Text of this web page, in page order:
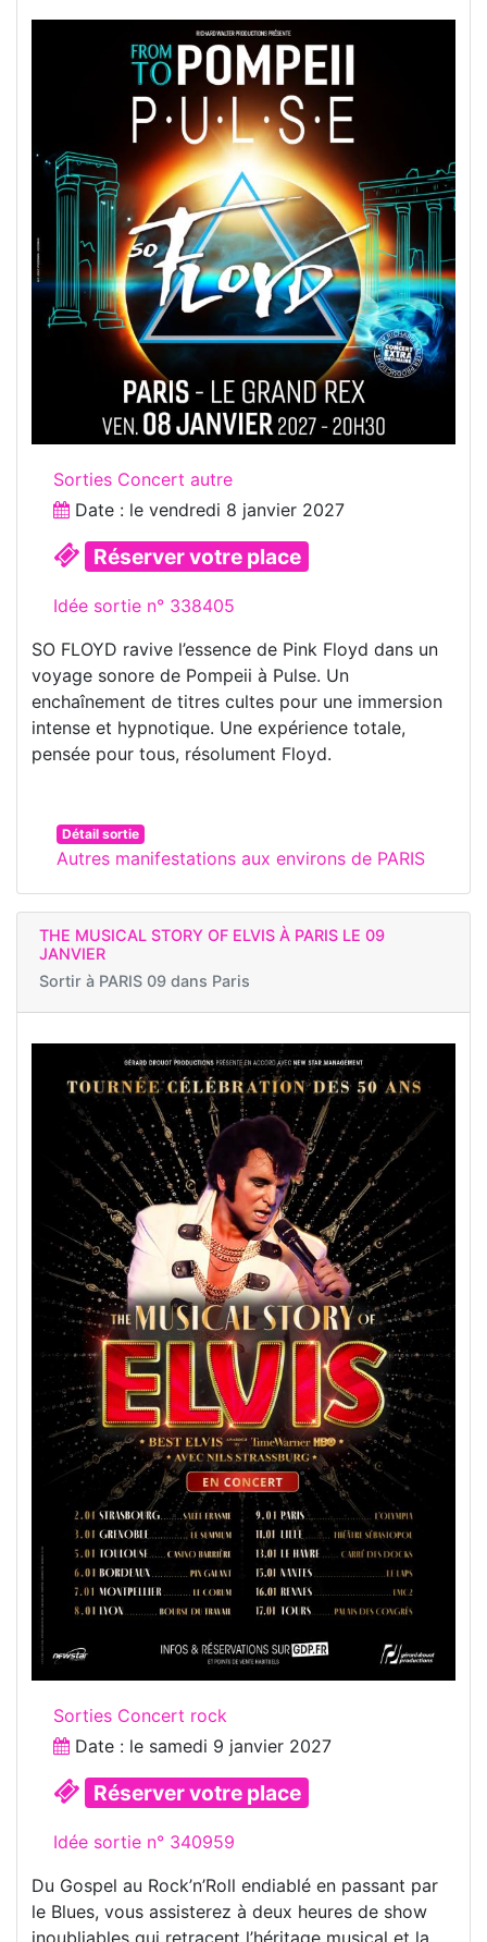
Sorties Concert autre
Date : le vendredi 8 janvier 2027
Réserver votre place
Idée sortie n° 338405
SO FLOYD ravive l’essence de Pink Floyd dans un
voyage sonore de Pompeii à Pulse. Un
enchaînement de titres cultes pour une immersion
intense et hypnotique. Une expérience totale,
pensée pour tous, résolument Floyd.
Détail sortie
Autres manifestations aux environs de PARIS
THE MUSICAL STORY OF ELVIS À PARIS LE 09
JANVIER
Sortir à PARIS 09 dans Paris
Sorties Concert rock
Date : le samedi 9 janvier 2027
Réserver votre place
Idée sortie n° 340959
Du Gospel au Rock’n’Roll endiablé en passant par
le Blues, vous assisterez à deux heures de show
inoubliables qui retracent l’héritage musical et la